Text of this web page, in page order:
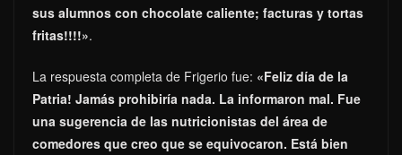
sus alumnos con chocolate caliente; facturas y tortas
fritas!!!!».
La respuesta completa de Frigerio fue: «Feliz día de la
Patria! Jamás prohibiría nada. La informaron mal. Fue
una sugerencia de las nutricionistas del área de
comedores que creo que se equivocaron. Está bien